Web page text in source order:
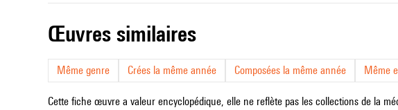
œuvres similaires
Même genre Crées la même année Composées la même année Même
Cette fiche œuvre a valeur encyclopédique, elle ne reflète pas les collections de la